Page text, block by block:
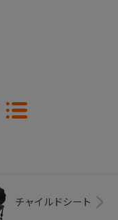
チャイルドシート